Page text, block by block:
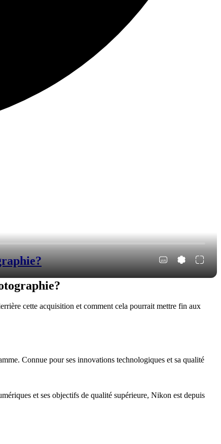
cette acquisition et comment cela pourrait mettre fin aux
Connue pour ses innovations technologiques et sa qualité
et ses objectifs de qualité supérieure, Nikon est depuis